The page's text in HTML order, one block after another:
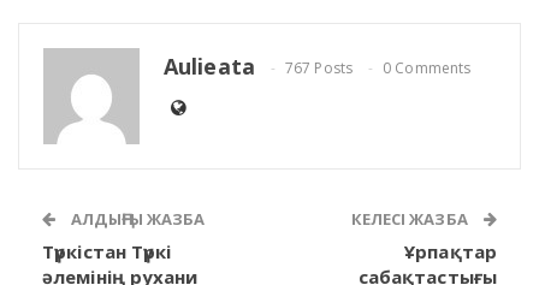
Aulieata 767 Posts 0 Comments
АЛДЫҢҒЫ ЖАЗБА
Түркістан Түркі
әлемінің рухани
КЕЛЕСІ ЖАЗБА
Ұрпақтар
сабақтастығы